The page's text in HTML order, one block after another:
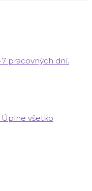
pracovných dní.
všetko